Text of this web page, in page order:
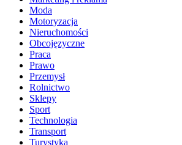
Moda
Motoryzacja
Nieruchomości
Obcojęzyczne
Praca
Prawo
Przemysł
Rolnictwo
Sklepy
Sport
Technologia
Transport
Turystyka